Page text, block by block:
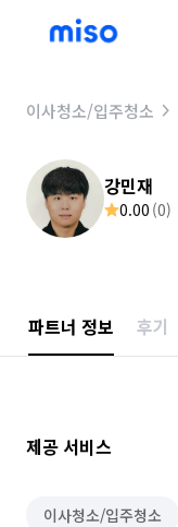
이사청소/입주청소
강민재
0.00 (0)
파트너 정보 후기
제공 서비스
이사청소/입주청소